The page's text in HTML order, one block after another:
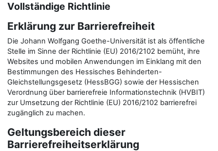
Vollständige Richtlinie
Erklärung zur Barrierefreiheit
Die Johann Wolfgang Goethe-Universität ist als öffentliche
Stelle im Sinne der Richtlinie (EU) 2016/2102 bemüht, ihre
Websites und mobilen Anwendungen im Einklang mit den
Bestimmungen des Hessisches Behinderten-
Gleichstellungsgesetz (HessBGG) sowie der Hessischen
Verordnung über barrierefreie Informationstechnik (HVBIT)
zur Umsetzung der Richtlinie (EU) 2016/2102 barrierefrei
zugänglich zu machen.
Geltungsbereich dieser
Barrierefreiheitserklärung